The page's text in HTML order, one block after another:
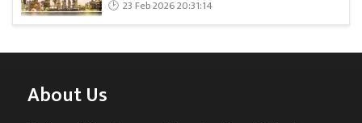
23 Feb 2026 20:31:14
About Us